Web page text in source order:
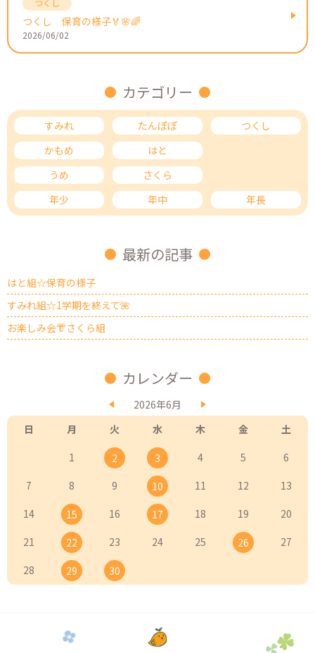
つくし 保育の様子🏅🌸🌈
2026/06/02
カテゴリー
すみれ たんぽぽ
つくし
かもめ
はと
うめ
さくら
年少
年中 年長
最新の記事
はと組☆保育の様子
すみれ組☆1学期を終えて🌺
お楽しみ会👘さくら組
カレンダー
2026年6月
日
月 火 水 木 金
土
1
2 3 4 5
6
7
8 9 10 11 12
13
14
15 16 17 18 19
20
21
22 23 24 25 26
27
28
29 30